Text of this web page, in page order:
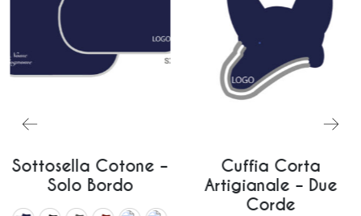
Sottosella Cotone –
Solo Bordo
Cuffia Corta
Artigianale – Due
Corde